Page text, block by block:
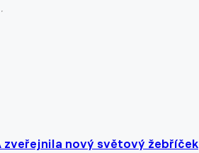
zveřejnila nový světový žebříček